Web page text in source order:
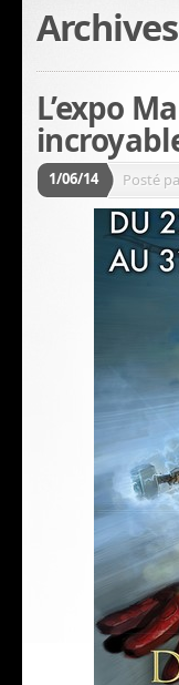
L’expo
1/06/14 Posté